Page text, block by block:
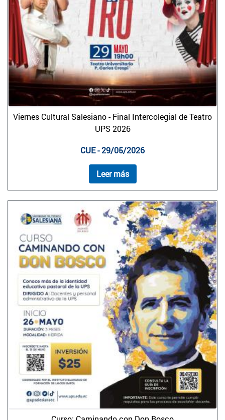
Viernes Cultural Salesiano - Final Intercolegial de Teatro
UPS 2026
CUE - 29/05/2026
Leer más